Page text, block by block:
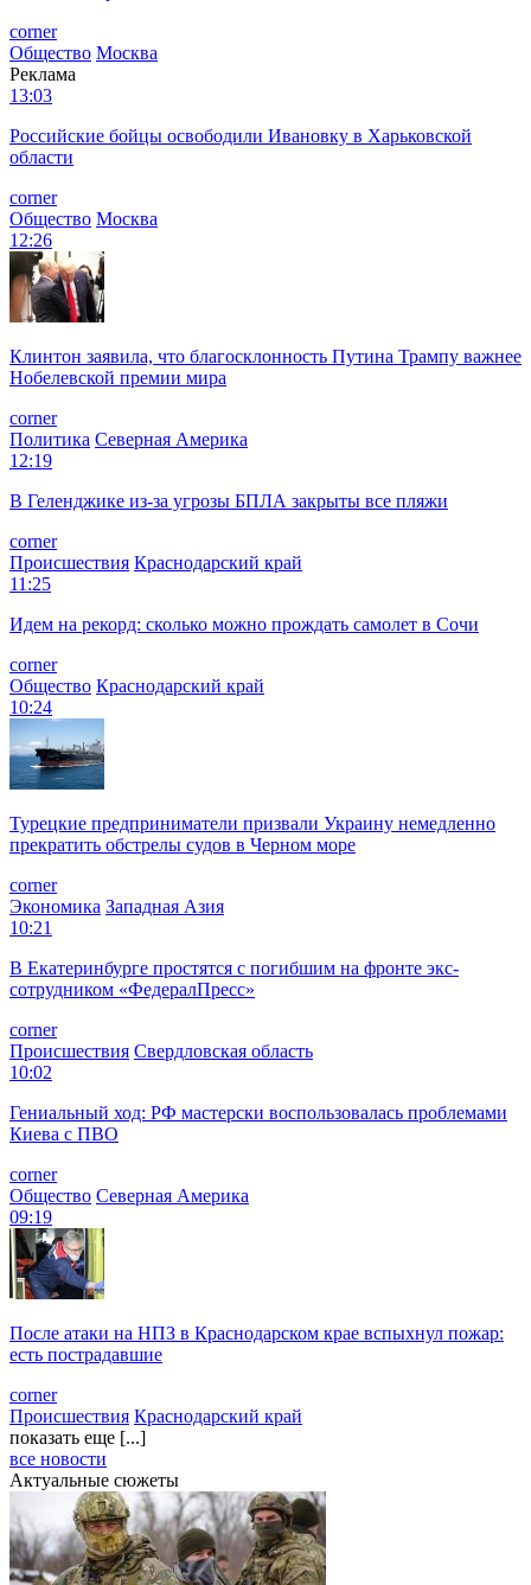
corner
Общество Москва
Реклама
13:03
Российские бойцы освободили Ивановку в Харьковской
области
corner
Общество Москва
12:26
Клинтон заявила, что благосклонность Путина Трампу важнее
Нобелевской премии мира
corner
Политика Северная Америка
12:19
В Геленджике из-за угрозы БПЛА закрыты все пляжи
corner
Происшествия Краснодарский край
11:25
Идем на рекорд: сколько можно прождать самолет в Сочи
corner
Общество Краснодарский край
10:24
Турецкие предприниматели призвали Украину немедленно
прекратить обстрелы судов в Черном море
corner
Экономика Западная Азия
10:21
В Екатеринбурге простятся с погибшим на фронте экс-
сотрудником «ФедералПресс»
corner
Происшествия Свердловская область
10:02
Гениальный ход: РФ мастерски воспользовалась проблемами
Киева с ПВО
corner
Общество Северная Америка
09:19
После атаки на НПЗ в Краснодарском крае вспыхнул пожар:
есть пострадавшие
corner
Происшествия Краснодарский край
показать еще [...]
все новости
Актуальные сюжеты